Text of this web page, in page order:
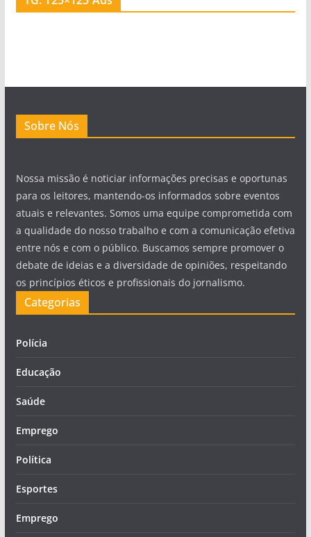
Sobre Nós
Nossa missão é noticiar informações precisas e oportunas
para os leitores, mantendo-os informados sobre eventos
atuais e relevantes. Somos uma equipe comprometida com
a qualidade do nosso trabalho e com a comunicação efetiva
entre nós e com o público. Buscamos sempre promover o
debate de ideias e a diversidade de opiniões, respeitando
os princípios éticos e profissionais do jornalismo.
Categorias
Polícia
Educação
Saúde
Emprego
Política
Esportes
Emprego